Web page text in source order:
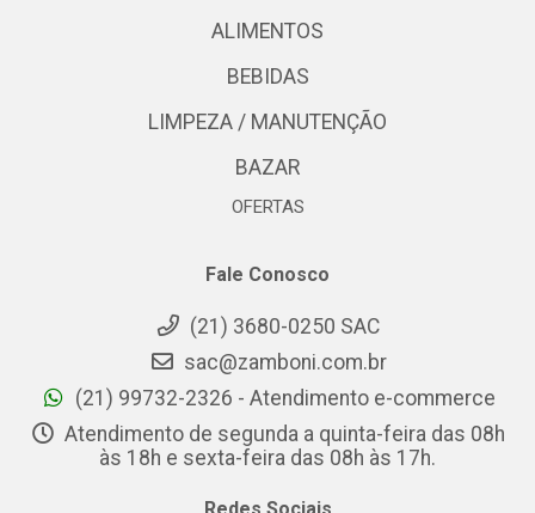
ALIMENTOS
BEBIDAS
LIMPEZA / MANUTENÇÃO
BAZAR
OFERTAS
Fale Conosco
(21) 3680-0250 SAC
sac@zamboni.com.br
(21) 99732-2326 - Atendimento e-commerce
Atendimento de segunda a quinta-feira das 08h
às 18h e sexta-feira das 08h às 17h.